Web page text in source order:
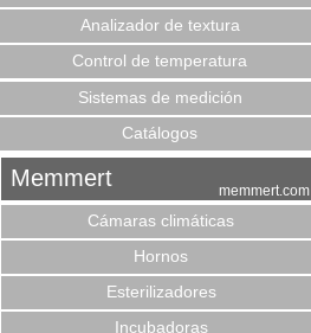
Analizador de textura
Control de temperatura
Sistemas de medición
Catálogos
Memmert memmert.com
Cámaras climáticas
Hornos
Esterilizadores
Incubadoras